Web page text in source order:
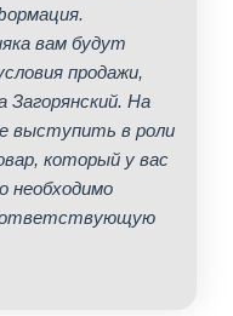
вам будут
продажи,
Загорянский. На
выступить в роли
который у вас
необходимо